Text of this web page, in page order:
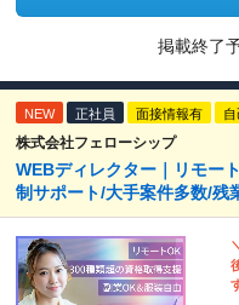
掲載終了
NEW 正社員 面接情報有
株式会社フェローシップ
WEBディレクター｜リモー
制サポート/大手案件多数/残